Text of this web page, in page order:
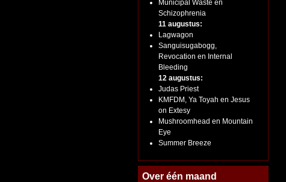
Municipal Waste en
Schizophrenia
11 augustus:
Lagwagon
Sanguisugabogg,
Revocation en Internal
Bleeding
12 augustus:
Judas Priest
KMFDM, Ya Toyah en Jesus
on Extesy
Mushroomhead en Mountain
Eye
Summer Breeze
Over één maand